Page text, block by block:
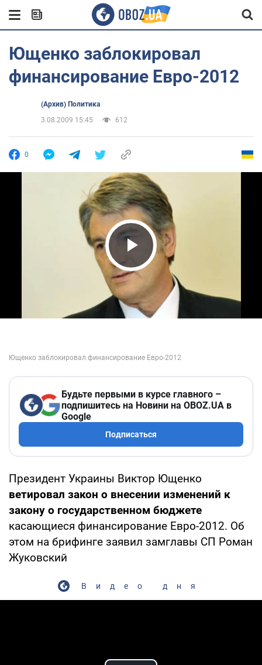
Ющенко заблокировал
финансирование Евро-2012
(Архив) Политика
3.08.2009 15:45
612
0
Play Video
Будьте первыми в курсе главного –
подпишитесь на Новини на OBOZ.UA в
Google
Подписаться
Президент Украины Виктор Ющенко
ветировал закон о внесении изменений к
закону о государственном бюджете
касающиеся финансирование Евро-2012. Об
этом на брифинге заявил замглавы СП Роман
Жуковский
Видео дня